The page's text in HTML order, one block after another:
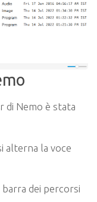
di Nemo è stata
alterna la voce
barra dei percorsi